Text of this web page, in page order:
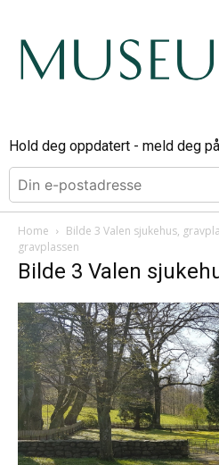
Hold deg oppdatert - meld deg
Home Bilde 3 Valen sjukehus,
gravplassen
Bilde 3 Valen